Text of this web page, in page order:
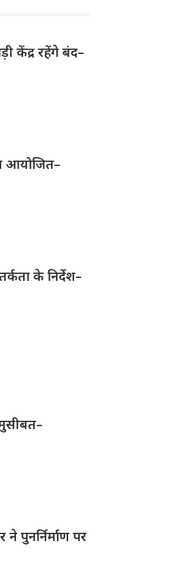
केंद्र रहेंगे बंद–
आयोजित–
के निर्देश–
पुनर्निर्माण पर